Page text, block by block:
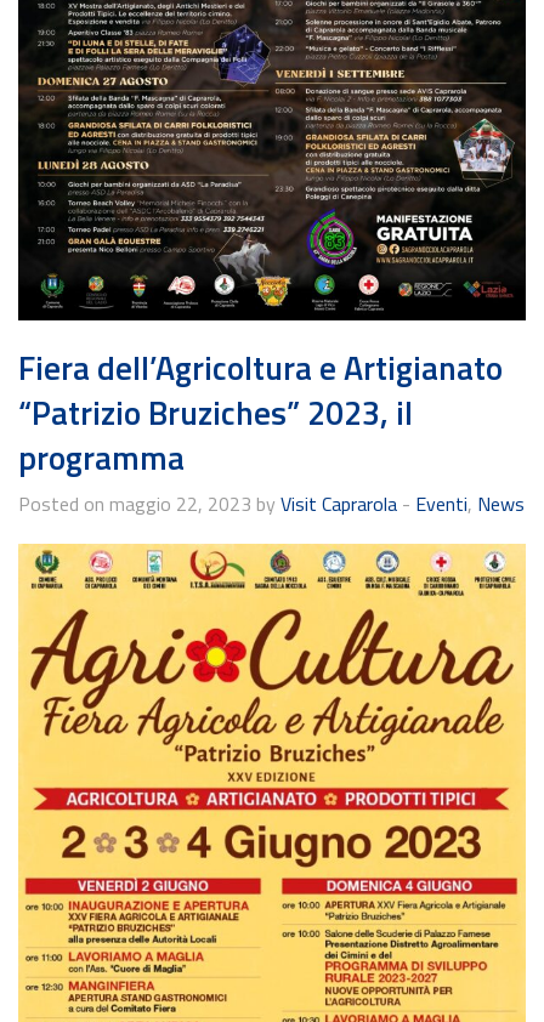
Fiera dell’Agricoltura e Artigianato
“Patrizio Bruziches” 2023, il
programma
Posted on maggio 22, 2023 by Visit Caprarola - Eventi, News